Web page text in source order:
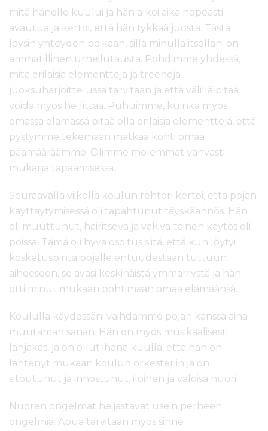
mitä hänelle kuului ja hän alkoi aika nopeasti
avautua ja kertoi, että hän tykkää juosta. Tästä
löysin yhteyden poikaan, sillä minulla itselläni on
ammatillinen urheilutausta. Pohdimme yhdessä,
mitä erilaisia elementtejä ja treenejä
juoksuharjoittelussa tarvitaan ja että välillä pitää
voida myös hellittää. Puhuimme, kuinka myös
omassa elämässä pitää olla erilaisia elementtejä, että
pystymme tekemään matkaa kohti omaa
päämääräämme. Olimme molemmat vahvasti
mukana tapaamisessa.
Seuraavalla viikolla koulun rehtori kertoi, että pojan
käyttäytymisessä oli tapahtunut täyskäännös. Hän
oli muuttunut, häiritsevä ja väkivaltainen käytös oli
poissa. Tämä oli hyvä osoitus siitä, että kun löytyi
kosketuspinta pojalle entuudestaan tuttuun
aiheeseen, se avasi keskinäistä ymmärrystä ja hän
otti minut mukaan pohtimaan omaa elämäänsä.
Koululla käydessäni vaihdamme pojan kanssa aina
muutaman sanan. Hän on myös musikaalisesti
lahjakas, ja on ollut ihana kuulla, että hän on
lähtenyt mukaan koulun orkesteriin ja on
sitoutunut ja innostunut, iloinen ja valoisa nuori.
Nuoren ongelmat heijastavat usein perheen
ongelmia. Apua tarvitaan myös sinne